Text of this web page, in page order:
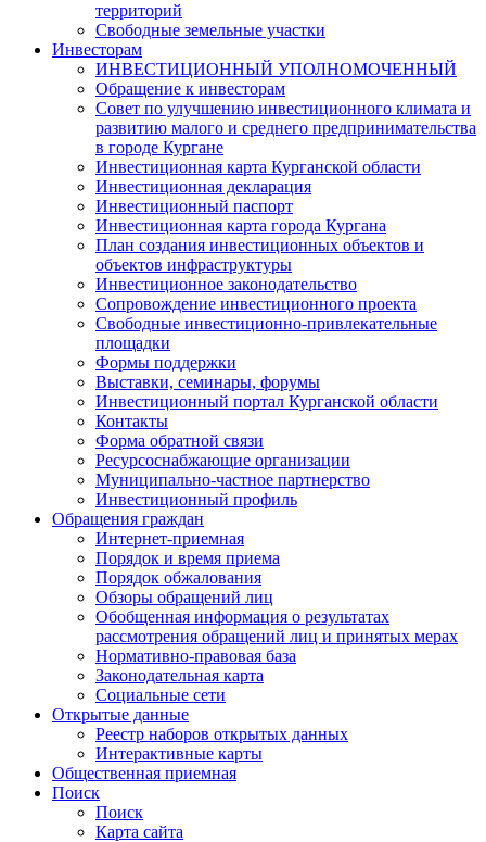
территорий
Свободные земельные участки
Инвесторам
ИНВЕСТИЦИОННЫЙ УПОЛНОМОЧЕННЫЙ
Обращение к инвесторам
Совет по улучшению инвестиционного климата и
развитию малого и среднего предпринимательства
в городе Кургане
Инвестиционная карта Курганской области
Инвестиционная декларация
Инвестиционный паспорт
Инвестиционная карта города Кургана
План создания инвестиционных объектов и
объектов инфраструктуры
Инвестиционное законодательство
Сопровождение инвестиционного проекта
Свободные инвестиционно-привлекательные
площадки
Формы поддержки
Выставки, семинары, форумы
Инвестиционный портал Курганской области
Контакты
Форма обратной связи
Ресурсоснабжающие организации
Муниципально-частное партнерство
Инвестиционный профиль
Обращения граждан
Интернет-приемная
Порядок и время приема
Порядок обжалования
Обзоры обращений лиц
Обобщенная информация о результатах
рассмотрения обращений лиц и принятых мерах
Нормативно-правовая база
Законодательная карта
Социальные сети
Открытые данные
Реестр наборов открытых данных
Интерактивные карты
Общественная приемная
Поиск
Поиск
Карта сайта